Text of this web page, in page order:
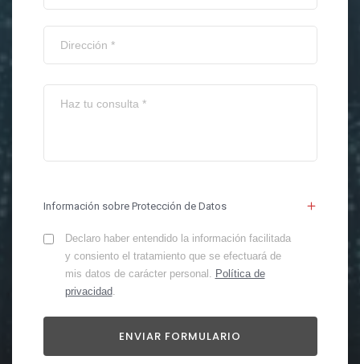
Información sobre Protección de Datos
Declaro haber entendido la información facilitada
y consiento el tratamiento que se efectuará de
mis datos de carácter personal. Política de
privacidad.